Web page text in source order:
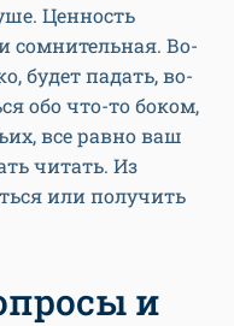
Ценность
сомнительная. Во-
будет падать, во-
обо что-то боком,
все равно ваш
читать. Из
или получить
и